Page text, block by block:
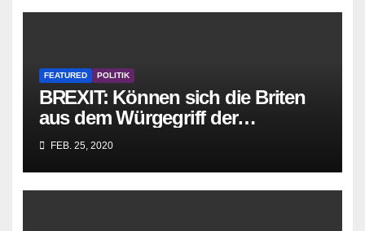
FEATURED POLITIK
BREXIT: Können sich die Briten
aus dem Würgegriff der
parasitären EU-Mafia befreien?
FEB. 25, 2020